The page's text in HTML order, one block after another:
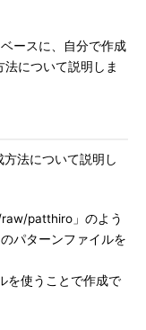
ースに、自分で作成
について説明しま
法について説明し
patthiro」のよう
パターンファイルを
を使うことで作成で